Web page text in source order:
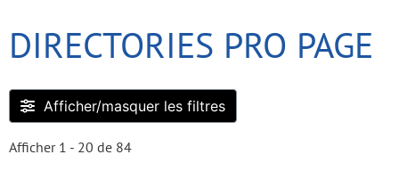
DIRECTORIES PRO PAGE
Afficher/masquer les filtres
Afficher 1 - 20 de 84